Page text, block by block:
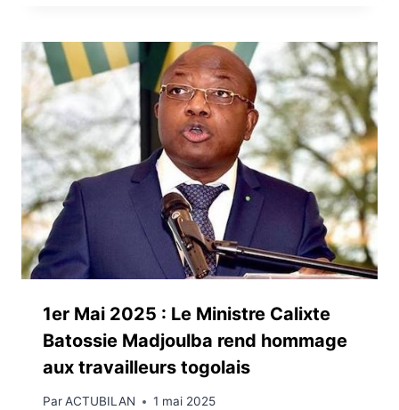
1er Mai 2025 : Le Ministre Calixte
Batossie Madjoulba rend hommage
aux travailleurs togolais
ParACTUBILAN 1 mai 2025